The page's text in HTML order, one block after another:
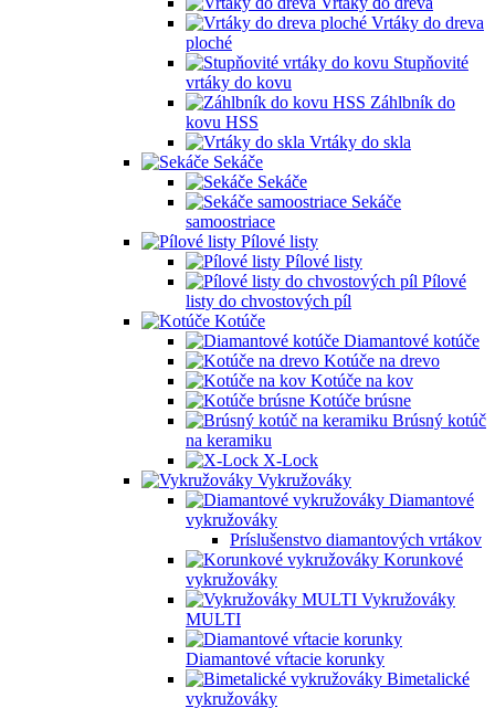
Vrtáky do dreva
ploché
Stupňovité
vrtáky do kovu
Záhlbník do
kovu HSS
Vrtáky do skla
Sekáče
Sekáče
Sekáče
samoostriace
Pílové listy
Pílové listy
Pílové
listy do chvostových píl
Kotúče
Diamantové kotúče
Kotúče na drevo
Kotúče na kov
Kotúče brúsne
Brúsný kotúč
na keramiku
X-Lock
Vykružováky
Diamantové
vykružováky
Príslušenstvo diamantových vrtákov
Korunkové
vykružováky
Vykružováky
MULTI
Diamantové vŕtacie korunky
Bimetalické
vykružováky